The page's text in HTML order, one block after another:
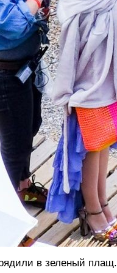
в зеленый плащ.